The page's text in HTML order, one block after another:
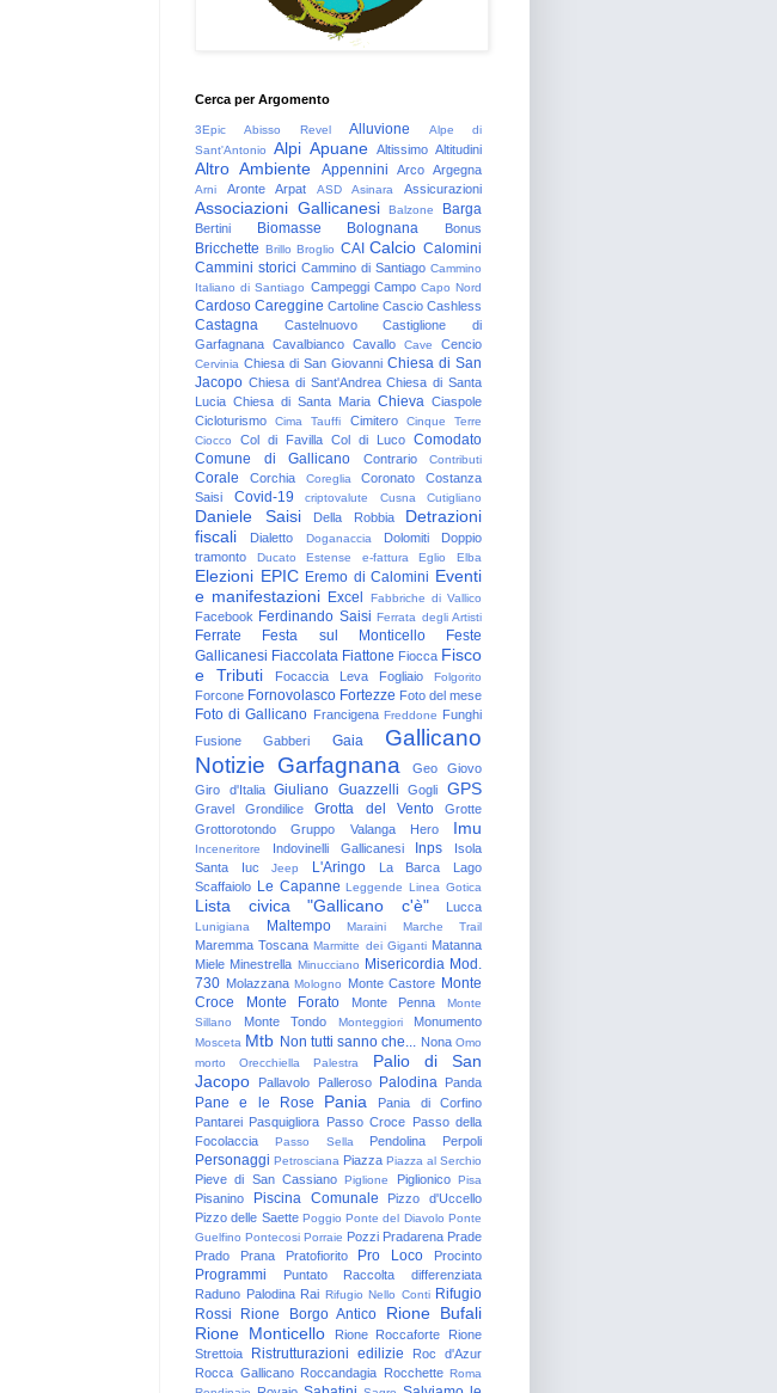
Cerca per Argomento
3Epic Abisso Revel Alluvione
Alpe di
Sant'Antonio
Alpi Apuane Altissimo Altitudini
Altro Ambiente Appennini Arco Argegna
Arni Aronte Arpat ASD Asinara Assicurazioni
Associazioni Gallicanesi Balzone Barga
Bertini Biomasse Bolognana Bonus
Bricchette Brillo Broglio CAI Calcio Calomini
Cammini storici Cammino di Santiago Cammino
Italiano di Santiago Campeggi Campo Capo Nord
Cardoso Careggine Cartoline Cascio Cashless
Castagna Castelnuovo
Castiglione di
Garfagnana Cavalbianco Cavallo Cave Cencio
Cervinia Chiesa di San Giovanni Chiesa di San
Jacopo Chiesa di Sant'Andrea Chiesa di Santa
Lucia Chiesa di Santa Maria Chieva Ciaspole
Cicloturismo
Cima Tauffi Cimitero
Cinque Terre
Ciocco
Col di Favilla Col di Luco Comodato
Comune di Gallicano
Contrario Contributi
Corale Corchia Coreglia Coronato
Costanza
Saisi
Covid-19 criptovalute Cusna Cutigliano
Daniele Saisi Della Robbia
Detrazioni
fiscali
Dialetto Doganaccia Dolomiti
Doppio
tramonto
Ducato Estense e-fattura Eglio Elba
Elezioni EPIC Eremo di Calomini Eventi
e manifestazioni Excel Fabbriche di Vallico
Facebook Ferdinando Saisi Ferrata degli Artisti
Ferrate Festa sul Monticello
Feste
Gallicanesi Fiaccolata Fiattone Fiocca Fisco
e Tributi
Focaccia Leva Fogliaio Folgorito
Forcone Fornovolasco Fortezze Foto del mese
Foto di Gallicano Francigena Freddone Funghi
Fusione
Gabberi Gaia
Gallicano
Notizie Garfagnana Geo
Giovo
Giro d'Italia
Giuliano Guazzelli Gogli GPS
Gravel Grondilice Grotta del Vento
Grotte
Grottorotondo
Gruppo Valanga Hero Imu
Inceneritore Indovinelli Gallicanesi Inps
Isola
Santa
Iuc Jeep L'Aringo La Barca
Lago
Scaffaiolo Le Capanne Leggende Linea Gotica
Lista civica "Gallicano c'è" Lucca
Lunigiana Maltempo Maraini Marche Trail
Maremma Toscana Marmitte dei Giganti Matanna
Miele Minestrella Minucciano Misericordia Mod.
730 Molazzana Mologno Monte Castore Monte
Croce
Monte Forato Monte Penna
Monte
Sillano
Monte Tondo Monteggiori Monumento
Mosceta Mtb Non tutti sanno che... Nona Omo
morto
Orecchiella Palestra
Palio di San
Jacopo
Pallavolo Palleroso Palodina Panda
Pane e le Rose Pania
Pania di Corfino
Pantarei Pasquigliora Passo Croce Passo della
Focolaccia
Passo Sella Pendolina Perpoli
Personaggi Petrosciana Piazza Piazza al Serchio
Pieve di San Cassiano Piglione Piglionico Pisa
Pisanino Piscina Comunale
Pizzo d'Uccello
Pizzo delle Saette Poggio Ponte del Diavolo Ponte
Guelfino Pontecosi Porraie Pozzi Pradarena Prade
Prado
Prana Pratofiorito Pro Loco Procinto
Programmi Puntato
Raccolta differenziata
Raduno Palodina Rai Rifugio Nello Conti Rifugio
Rossi
Rione Borgo Antico
Rione Bufali
Rione Monticello
Rione Roccaforte
Rione
Strettoia
Ristrutturazioni edilizie
Roc d'Azur
Rocca Gallicano Roccandagia Rocchette Roma